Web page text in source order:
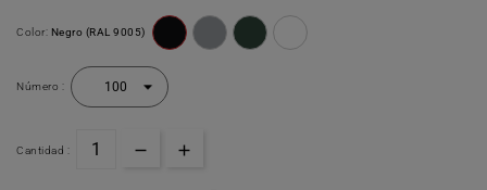
Color: Negro (RAL 9005)
Número :
Cantidad :